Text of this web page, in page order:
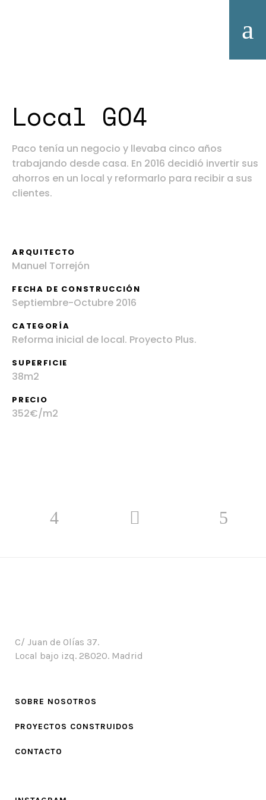
Local GO4
Paco tenía un negocio y llevaba cinco años
trabajando desde casa. En 2016 decidió invertir sus
ahorros en un local y reformarlo para recibir a sus
clientes.
ARQUITECTO
Manuel Torrejón
FECHA DE CONSTRUCCIÓN
Septiembre-Octubre 2016
CATEGORÍA
Reforma inicial de local. Proyecto Plus.
SUPERFICIE
38m2
PRECIO
352€/m2
C/ Juan de Olías 37.
Local bajo izq. 28020. Madrid
SOBRE NOSOTROS
PROYECTOS CONSTRUIDOS
CONTACTO